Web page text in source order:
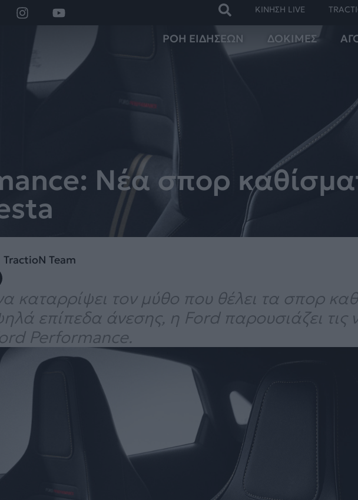
ΚΙΝΗΣΗ LIVE
ΡΟΗ ΕΙΔΗΣΕΩΝ ΔΟΚΙΜΕΣ
Νέα σπορ
TractioN Team
καταρρίψει τον μύθο που θέλει τα σπορ
επίπεδα άνεσης, η Ford παρουσιάζει τις
Performance.